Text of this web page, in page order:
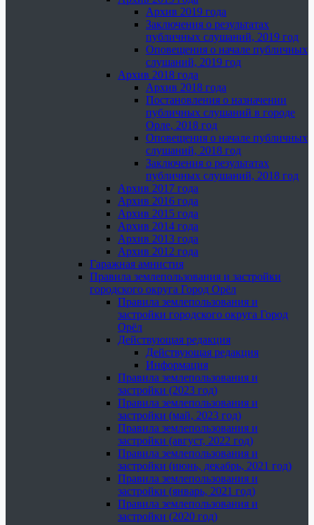
Архив 2019 года
Заключения о результатах
публичных слушаний, 2019 год
Оповещения о начале публичных
слушаний, 2019 год
Архив 2018 года
Архив 2018 года
Постановления о назначении
публичных слушаний в городе
Орле, 2018 год
Оповещения о начале публичных
слушаний, 2018 год
Заключения о результатах
публичных слушаний, 2018 год
Архив 2017 года
Архив 2016 года
Архив 2015 года
Архив 2014 года
Архив 2013 года
Архив 2012 года
Гаражная амнистия
Правила землепользования и застройки
городского округа Город Орёл
Правила землепользования и
застройки городского округа Город
Орёл
Действующая редакция
Действующая редакция
Информация
Правила землепользования и
застройки (2023 год)
Правила землепользования и
застройки (май, 2023 год)
Правила землепользования и
застройки (август, 2022 год)
Правила землепользования и
застройки (июнь, декабрь, 2021 год)
Правила землепользования и
застройки (январь, 2021 год)
Правила землепользования и
застройки (2020 год)